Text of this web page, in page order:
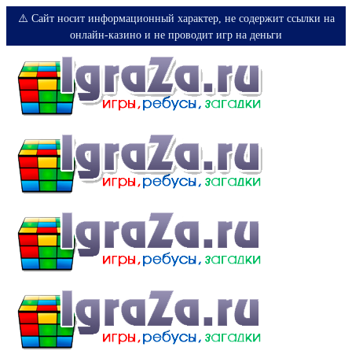
⚠️ Сайт носит информационный характер, не содержит ссылки на
онлайн-казино и не проводит игр на деньги